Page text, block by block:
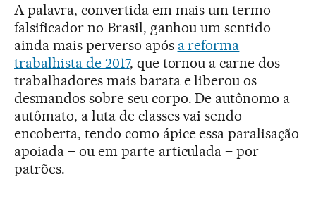
A palavra, convertida em mais um termo
falsificador no Brasil, ganhou um sentido
ainda mais perverso após a reforma
trabalhista de 2017, que tornou a carne dos
trabalhadores mais barata e liberou os
desmandos sobre seu corpo. De autônomo a
autômato, a luta de classes vai sendo
encoberta, tendo como ápice essa paralisação
apoiada – ou em parte articulada – por
patrões.